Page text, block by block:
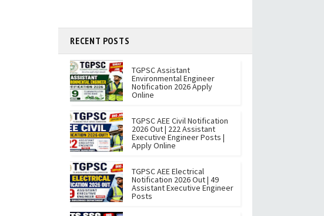
RECENT POSTS
TGPSC Assistant
Environmental Engineer
Notification 2026 Apply
Online
TGPSC AEE Civil Notification
2026 Out | 222 Assistant
Executive Engineer Posts |
Apply Online
TGPSC AEE Electrical
Notification 2026 Out | 49
Assistant Executive Engineer
Posts